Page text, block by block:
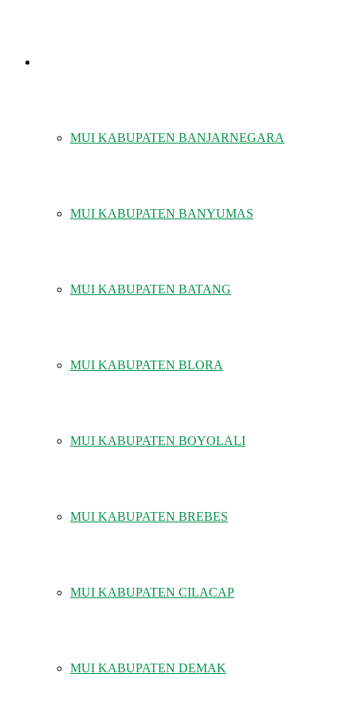
MUI KABUPATEN BANJARNEGARA
MUI KABUPATEN BANYUMAS
MUI KABUPATEN BATANG
MUI KABUPATEN BLORA
MUI KABUPATEN BOYOLALI
MUI KABUPATEN BREBES
MUI KABUPATEN CILACAP
MUI KABUPATEN DEMAK